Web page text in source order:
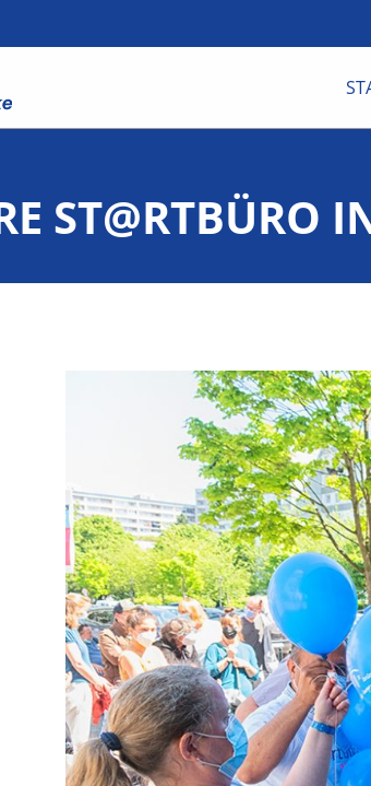
ST@RTBÜRO